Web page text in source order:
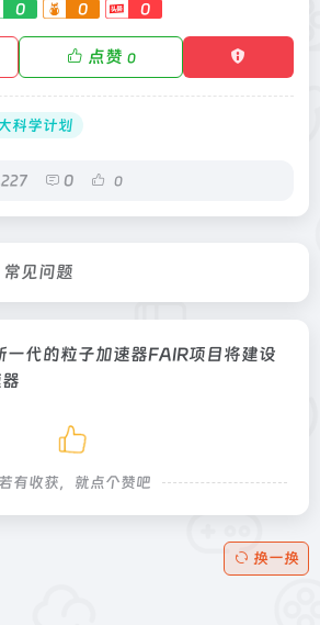
0 0 0
点赞 0
科学计划
0 0
常见问题
一代的粒子加速器FAIR项目将建设
若有收获，就点个赞吧
换一换